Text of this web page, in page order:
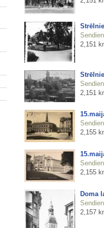
2,151
2,151
2,155
2,155
Doma
2,157